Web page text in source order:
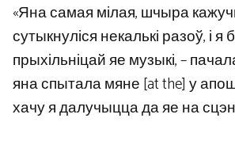
«Яна самая мілая, шчыра
сутыкнуліся некалькі разоў, і я
прыхільніцай яе музыкі, –
яна спытала мяне [at the] у
хачу я далучыцца да яе на